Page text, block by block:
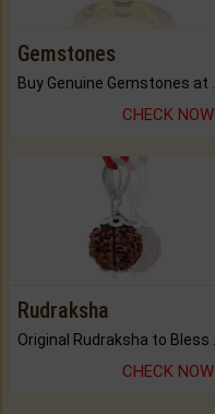
Gemstones
CHECK NOW
Rudraksha
CHECK NOW